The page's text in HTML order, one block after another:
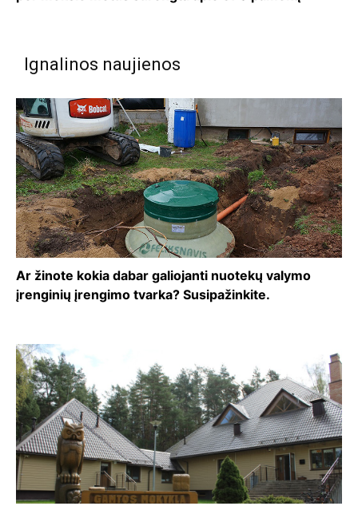
Ignalinos naujienos
Ar žinote kokia dabar galiojanti nuotekų valymo
įrenginių įrengimo tvarka? Susipažinkite.